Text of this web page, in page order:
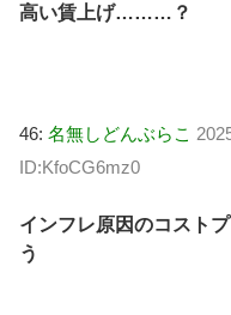
高い賃上げ………？
46: 名無しどんぶらこ
ID:KfoCG6mz0
インフレ原因のコスト
う